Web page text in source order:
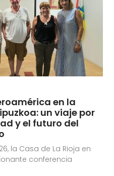
en la
un viaje por
y el futuro del
la Casa de La Rioja en
conferencia